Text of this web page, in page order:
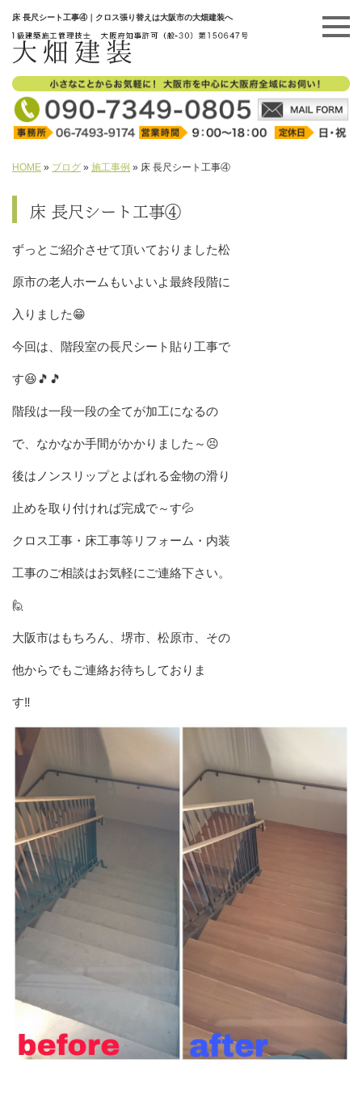
床 長尺シート工事④｜クロス張り替えは大阪市の大畑建装へ
HOME » ブログ » 施工事例 » 床 長尺シート工事④
床 長尺シート工事④
ずっとご紹介させて頂いておりました松
原市の老人ホームもいよいよ最終段階に
入りました😁
今回は、階段室の長尺シート貼り工事で
す😆🎵🎵
階段は一段一段の全てが加工になるの
で、なかなか手間がかかりました～😣
後はノンスリップとよばれる金物の滑り
止めを取り付ければ完成で～す💦
クロス工事・床工事等リフォーム・内装
工事のご相談はお気軽にご連絡下さい。
🙋
大阪市はもちろん、堺市、松原市、その
他からでもご連絡お待ちしておりま
す‼️